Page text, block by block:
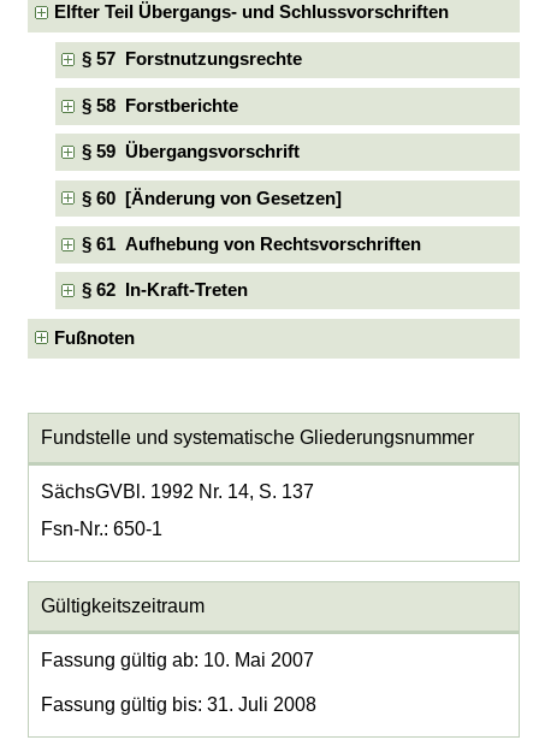
Elfter Teil Übergangs- und Schlussvorschriften
§ 57 Forstnutzungsrechte
§ 58 Forstberichte
§ 59 Übergangsvorschrift
§ 60 [Änderung von Gesetzen]
§ 61 Aufhebung von Rechtsvorschriften
§ 62 In-Kraft-Treten
Fußnoten
Fundstelle und systematische Gliederungsnummer
SächsGVBl. 1992 Nr. 14, S. 137
Fsn-Nr.: 650-1
Gültigkeitszeitraum
Fassung gültig ab: 10. Mai 2007
Fassung gültig bis: 31. Juli 2008